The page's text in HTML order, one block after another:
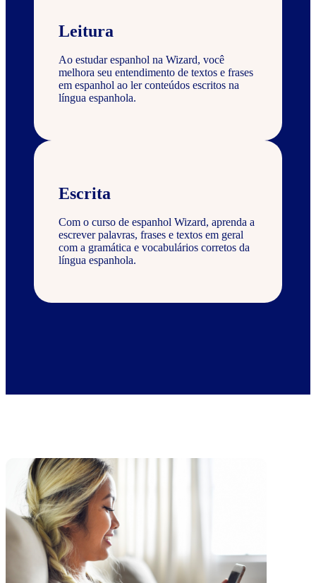
Leitura
Ao estudar espanhol na Wizard, você
melhora seu entendimento de textos e frases
em espanhol ao ler conteúdos escritos na
língua espanhola.
Escrita
Com o curso de espanhol Wizard, aprenda a
escrever palavras, frases e textos em geral
com a gramática e vocabulários corretos da
língua espanhola.